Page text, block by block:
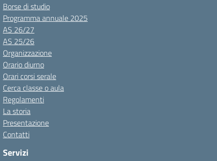
Borse di studio
Programma annuale 2025
AS 26/27
AS 25/26
Organizzazione
Orario diurno
Orari corsi serale
Cerca classe o aula
Regolamenti
La storia
Presentazione
Contatti
Servizi